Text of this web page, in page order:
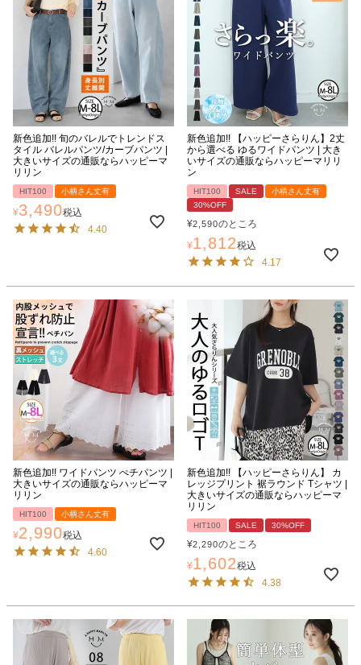
新色追加!! 旬のバレルでトレンドス
タイル バレルパンツ/カーブパンツ |
大きいサイズの通販ならハッピーマ
リリン
HIT100 小柄さん丈有
¥3,490税込
4.40
新色追加!! 【ハッピーさらりん】2丈
から選べる ゆるワイドパンツ | 大き
いサイズの通販ならハッピーマリリ
ン
HIT100 SALE
小柄さん丈有
30%OFF
¥2,590のところ
¥1,812税込
4.17
新色追加!! ワイドパンツ ぺチパンツ |
大きいサイズの通販ならハッピーマ
リリン
HIT100 小柄さん丈有
¥2,990税込
4.60
新色追加!! 【ハッピーさらりん】 カ
レッジプリント 裾ラウンド Tシャツ |
大きいサイズの通販ならハッピーマ
リリン
HIT100 SALE 30%OFF
¥2,290のところ
¥1,602税込
4.38